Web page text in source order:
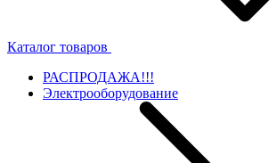
Каталог товаров
РАСПРОДАЖА!!!
Электрооборудование